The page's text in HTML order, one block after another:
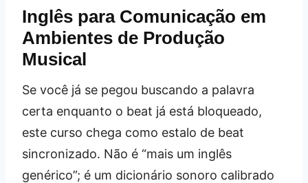
Inglês para Comunicação em
Ambientes de Produção
Musical
Se você já se pegou buscando a palavra
certa enquanto o beat já está bloqueado,
este curso chega como estalo de beat
sincronizado. Não é “mais um inglês
genérico”; é um dicionário sonoro calibrado